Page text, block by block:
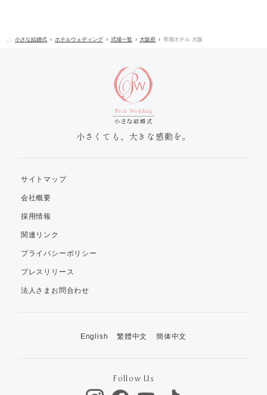
小さな結婚式 ホテルウェディング 式場一覧 大阪府 帝国ホテル 大阪
小さくても、大きな感動を。
サイトマップ
会社概要
採用情報
関連リンク
プライバシーポリシー
プレスリリース
法人さまお問合わせ
English 繁體中文 簡体中文
Follow Us